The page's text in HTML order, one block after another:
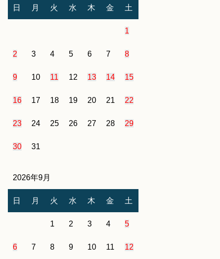
日 月 火 水 木 金 土
1
2 3 4 5 6 7 8
9 10 11 12 13 14 15
16 17 18 19 20 21 22
23 24 25 26 27 28 29
30 31
2026年9月
日 月 火 水 木 金 土
1 2 3 4 5
6 7 8 9 10 11 12